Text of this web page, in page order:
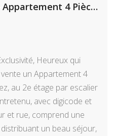
Montorgueil Sentier – Appartement 4 Pièces 80,5 m² À Rénover
Heureux qui
un Appartement 4
au 2e étage par escalier
avec digicode et
et rue, comprend une
un beau séjour,